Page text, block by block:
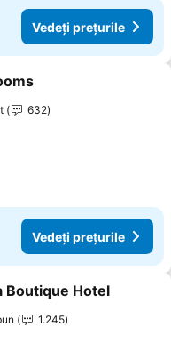
Vedeți prețurile
la favorite
632
Vedeți prețurile
la favorite
Boutique Hotel
1.245